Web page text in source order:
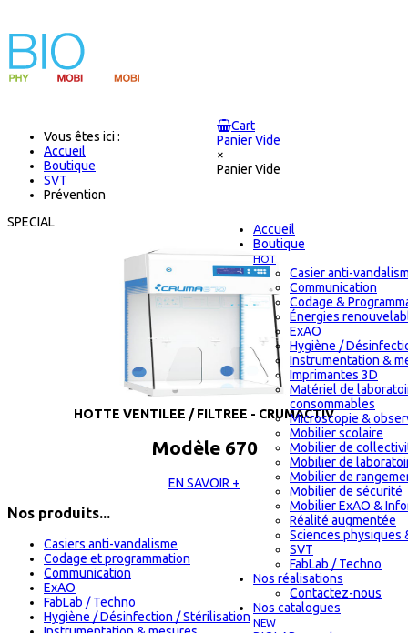
Cart
Panier Vide
×
Panier Vide
Accueil
Boutique
HOT
Casier anti-
Communication
Codage &
Énergies
ExAO
Hygiène /
Instrumentation &
Imprimantes 3D
Matériel de
consommables
Microscopie &
Mobilier scolaire
Mobilier de
Mobilier de
Mobilier de
Mobilier de sécurité
Mobilier ExAO &
Réalité augmentée
Sciences physiques
SVT
FabLab / Techno
Nos réalisations
Contactez-nous
Nos catalogues
NEW
Vous êtes ici :
Accueil
Boutique
SVT
Prévention
SPECIAL
HOTTE VENTILEE / FILTREE - CRUMACTIV
Modèle 670
EN SAVOIR +
Nos produits...
Casiers anti-vandalisme
Codage et programmation
Communication
ExAO
FabLab / Techno
Hygiène / Désinfection / Stérilisation